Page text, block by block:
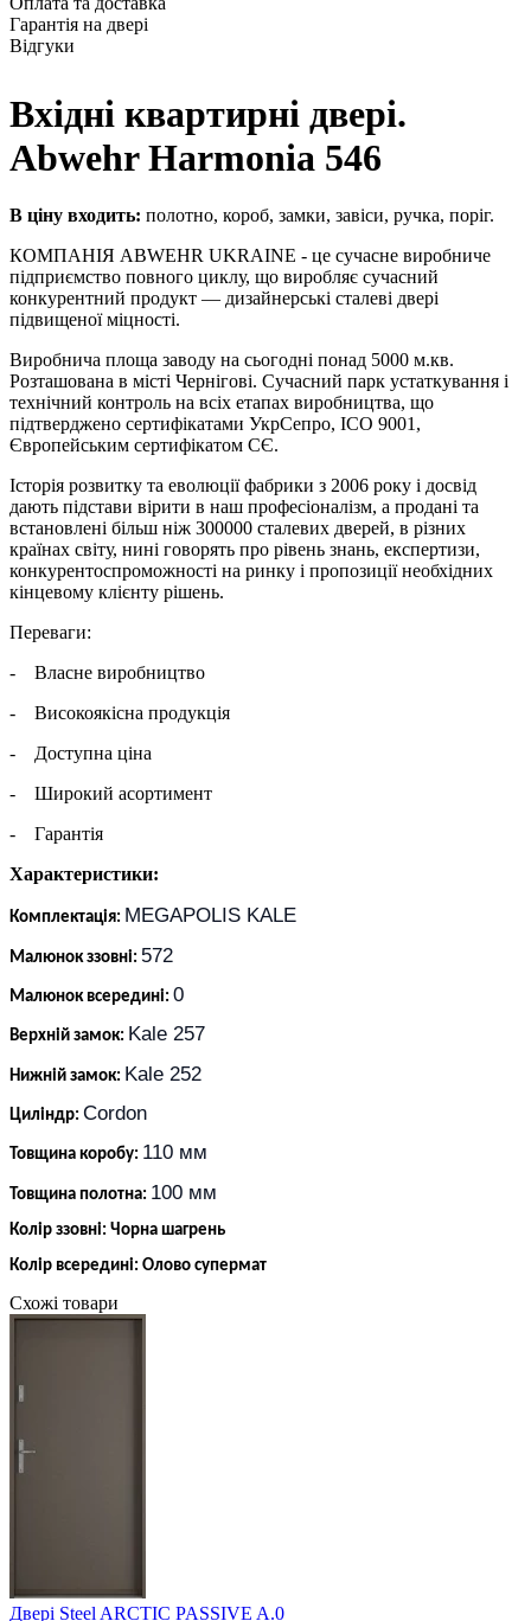
Гарантія на двері
Відгуки
Вхідні квартирні двері.
Abwehr Harmonia 546
В ціну входить: полотно, короб, замки, завіси, ручка, поріг.
КОМПАНІЯ ABWEHR UKRAINE - це сучасне виробниче
підприємство повного циклу, що виробляє сучасний
конкурентний продукт — дизайнерські сталеві двері
підвищеної міцності.
Виробнича площа заводу на сьогодні понад 5000 м.кв.
Розташована в місті Чернігові. Сучасний парк устаткування і
технічний контроль на всіх етапах виробництва, що
підтверджено сертифікатами УкрСепро, ІСО 9001,
Європейським сертифікатом СЄ.
Історія розвитку та еволюції фабрики з 2006 року і досвід
дають підстави вірити в наш професіоналізм, а продані та
встановлені більш ніж 300000 сталевих дверей, в різних
країнах світу, нині говорять про рівень знань, експертизи,
конкурентоспроможності на ринку і пропозиції необхідних
кінцевому клієнту рішень.
Переваги:
- Власне виробництво
- Високоякісна продукція
- Доступна ціна
- Широкий асортимент
- Гарантія
Характеристики:
Комплектація: MEGAPOLIS KALE
Малюнок ззовні: 572
Малюнок всередині: 0
Верхній замок: Kale 257
Нижній замок: Kale 252
Циліндр: Cordon
Товщина коробу: 110 мм
Товщина полотна: 100 мм
Колір ззовні: Чорна шагрень
Колір всередині: Олово супермат
Схожі товари
Двері Steel ARCTIC PASSIVE A.0